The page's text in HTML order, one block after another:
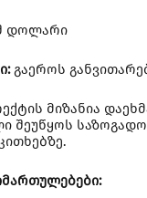
დოლარი
გაეროს
მიზანია
შეუწყოს